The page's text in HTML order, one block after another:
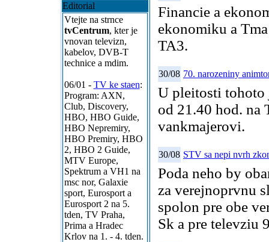
Editorial
Vtejte na strnce
tvCentrum, kter je
vnovan televizn,
kabelov, DVB-T
technice a mdim.
06/01 - TV ke staen:
Program: AXN,
Club, Discovery,
HBO, HBO Guide,
HBO Nepremiry,
HBO Premiry, HBO
2, HBO 2 Guide,
MTV Europe,
Spektrum a VH1 na
msc nor, Galaxie
sport, Eurosport a
Eurosport 2 na 5.
tden, TV Praha,
Prima a Hradec
Krlov na 1. - 4. tden.
Financie a
ekonomiku a
TA3.
30/08 70. narozeniny
U pleitosti tohoto
od 21.40 hod. na
vankmajerovi.
30/08 STV sa nepi nvrh
Poda neho by
za verejnoprvnu
spolon pre obe
Sk a pre televziu